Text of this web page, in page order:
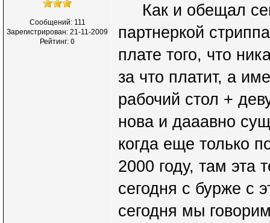
Сообщений: 111
Зарегистрирован: 21-11-2009
Рейтинг: 0
Как и обещал
партнеркой
плате того, что
за что платит, а
рабочий стол +
нова и дааавно
когда еще только
2000 году, там эта
сегодня с бурже с
сегодня мы